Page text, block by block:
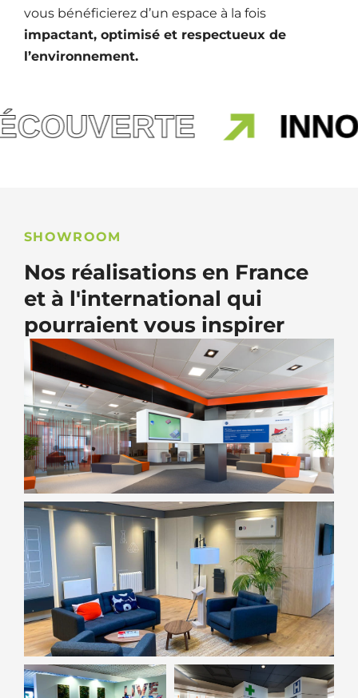
vous bénéficierez d’un espace à la fois
impactant, optimisé et respectueux de
l’environnement.
SHOWROOM
Nos réalisations en France
et à l'international qui
pourraient vous inspirer